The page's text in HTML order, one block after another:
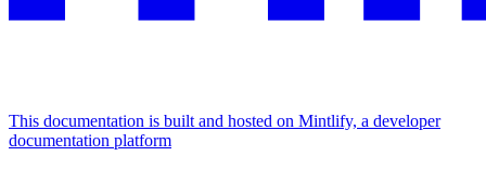
This documentation is built and hosted on Mintlify, a developer
documentation platform